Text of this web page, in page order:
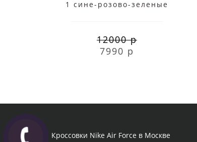
1 сине-розово-зеленые
12000 р
7990 р
Кроссовки Nike Air Force в Москве